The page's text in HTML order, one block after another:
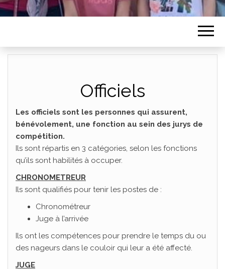
Officiels
Les officiels sont les personnes qui assurent,
bénévolement, une fonction au sein des jurys de
compétition.
Ils sont répartis en 3 catégories, selon les fonctions
qu’ils sont habilités à occuper.
CHRONOMETREUR
Ils sont qualifiés pour tenir les postes de :
Chronométreur
Juge à l’arrivée
Ils ont les compétences pour prendre le temps du ou
des nageurs dans le couloir qui leur a été affecté.
JUGE